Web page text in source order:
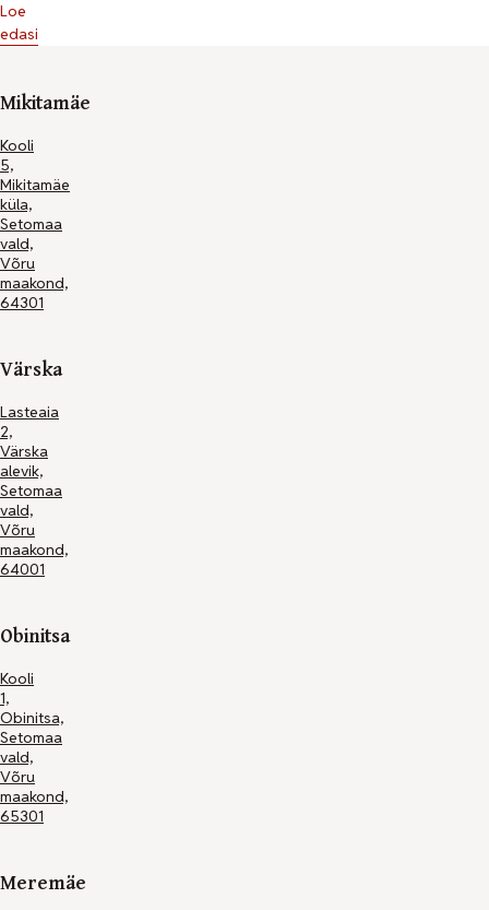
Loe
edasi
Mikitamäe
Kooli
5,
Mikitamäe
küla,
Setomaa
vald,
Võru
maakond,
64301
Värska
Lasteaia
2,
Värska
alevik,
Setomaa
vald,
Võru
maakond,
64001
Obinitsa
Kooli
1,
Obinitsa,
Setomaa
vald,
Võru
maakond,
65301
Meremäe
+372
Kodulehe
tegemine
-
Maksimum